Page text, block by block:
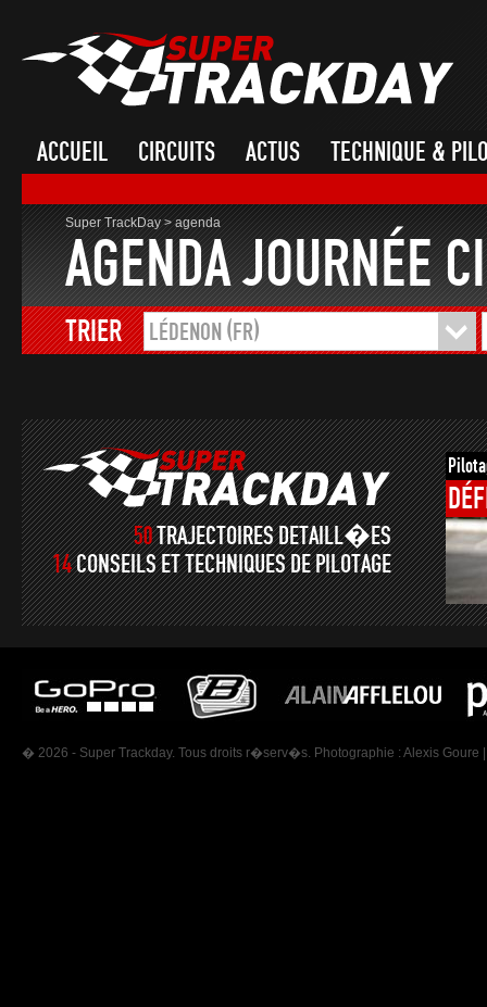
ACCUEIL CIRCUITS ACTUS TECHNIQUE &
Super TrackDay>agenda
AGENDA JOURNÉE
TRIER LÉDENON (FR)
50TRAJECTOIRES DETAILL�ES
14CONSEILS ET TECHNIQUES DE PILOTAGE
� 2026 - Super Trackday. Tous droits r�serv�s. Photographie : Alexis Goure